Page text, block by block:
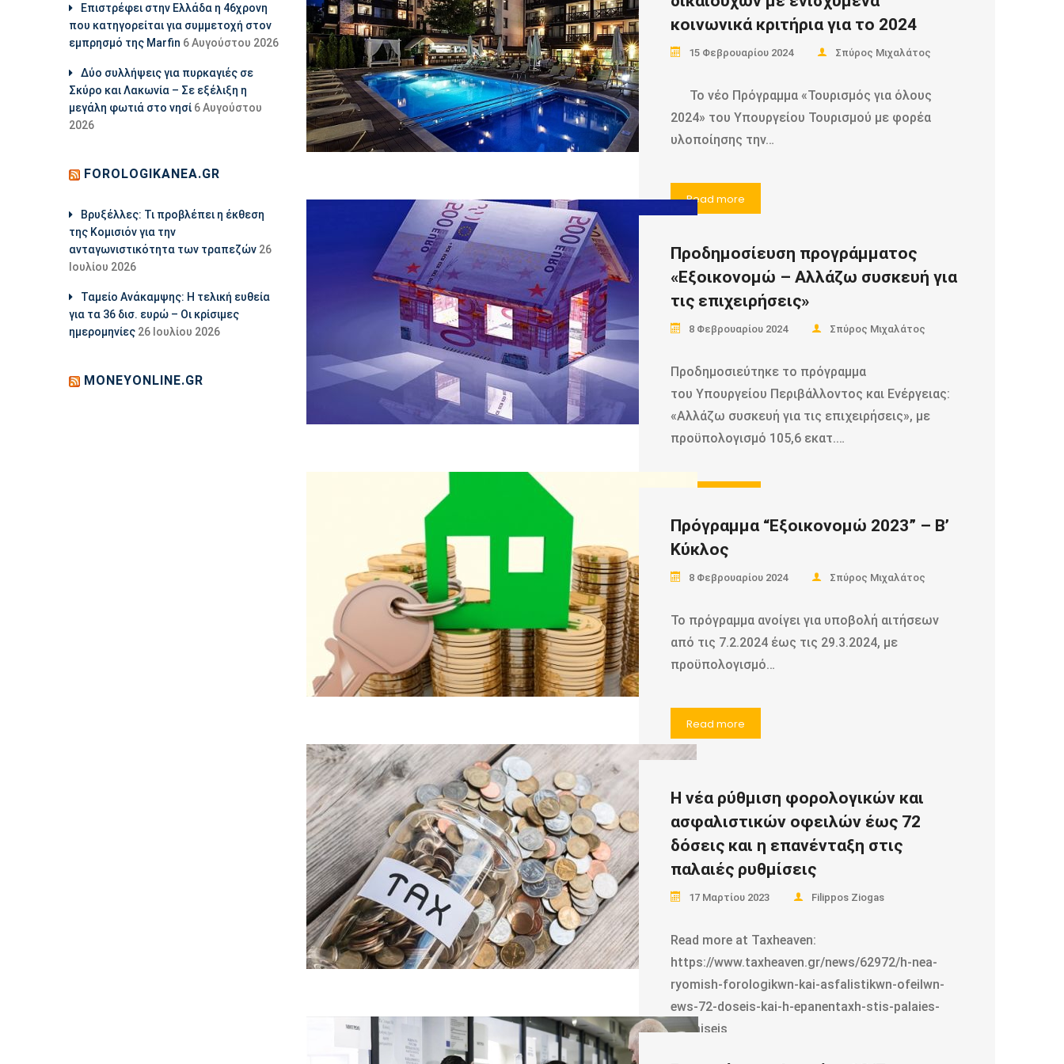
κοινωνικά κριτήρια για το 2024
15 Φεβρουαρίου 2024 Σπύρος Μιχαλάτος
Το νέο Πρόγραμμα «Τουρισμός για όλους
2024» του Υπουργείου Τουρισμού με φορέα
υλοποίησης την…
Read more
Προδημοσίευση προγράμματος
«Εξοικονομώ – Αλλάζω συσκευή για
τις επιχειρήσεις»
8 Φεβρουαρίου 2024 Σπύρος Μιχαλάτος
Προδημοσιεύτηκε το πρόγραμμα
του Υπουργείου Περιβάλλοντος και Ενέργειας:
«Αλλάζω συσκευή για τις επιχειρήσεις», με
προϋπολογισμό 105,6 εκατ.…
Πρόγραμμα “Εξοικονομώ 2023” – Β’
Κύκλος
8 Φεβρουαρίου 2024 Σπύρος Μιχαλάτος
Το πρόγραμμα ανοίγει για υποβολή αιτήσεων
από τις 7.2.2024 έως τις 29.3.2024, με
προϋπολογισμό…
Read more
Η νέα ρύθμιση φορολογικών και
ασφαλιστικών οφειλών έως 72
δόσεις και η επανένταξη στις
παλαιές ρυθμίσεις
17 Μαρτίου 2023 Filippos Ziogas
Read more at Taxheaven:
https://www.taxheaven.gr/news/62972/h-nea-
ryomish-forologikwn-kai-asfalistikwn-ofeilwn-
ews-72-doseis-kai-h-epanentaxh-stis-palaies-
ryomiseis
Επιστρέφει στην Ελλάδα η 46χρονη
που κατηγορείται για συμμετοχή στον
εμπρησμό της Marfin 6 Αυγούστου 2026
Δύο συλλήψεις για πυρκαγιές σε
Σκύρο και Λακωνία – Σε εξέλιξη η
μεγάλη φωτιά στο νησί 6 Αυγούστου
2026
FOROLOGIKANEA.GR
Βρυξέλλες: Τι προβλέπει η έκθεση
της Κομισιόν για την
ανταγωνιστικότητα των τραπεζών 26
Ιουλίου 2026
Ταμείο Ανάκαμψης: Η τελική ευθεία
για τα 36 δισ. ευρώ – Οι κρίσιμες
ημερομηνίες 26 Ιουλίου 2026
MONEYONLINE.GR